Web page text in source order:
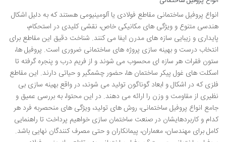
انواع پروفیل ساختمانی مقاطع فولادی یا آلومینیومی هستند که به دلیل اشکال
هندسی متنوع و ویژگی های مکانیکی خاص، نقشی کلیدی در استحکام،
پایداری و زیبایی سازه های مدرن ایفا می کنند. شناخت دقیق این مقاطع برای
انتخاب درست و بهینه سازی پروژه های ساختمانی ضروری است. پروفیل ها،
ستون فقرات هر سازه ای محسوب می شوند و از فریم درب و پنجره گرفته تا
اسکلت های غول پیکر ساختمان ها، حضور چشمگیر و حیاتی دارند. این مقاطع
فلزی که در اشکال و ابعاد گوناگون تولید می شوند، در واقع بهینه سازی بی
نظیری از مقاومت و وزن را ارائه می دهند. در این محتوا، به بررسی عمیق و
جامع انواع پروفیل ساختمانی، روش های تولید، ویژگی های منحصربه فرد هر
کدام و کاربردهایشان در صنعت ساختمان سازی خواهیم پرداخت تا راهنمایی
کامل برای مهندسان، معماران، پیمانکاران و حتی مصرف کنندگان نهایی باشد.